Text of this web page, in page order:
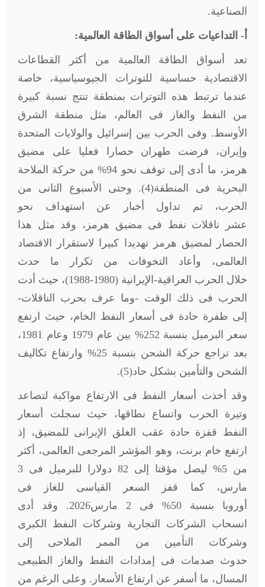
الصناعية.
أ- التداعيات على أسواق الطاقة العالمية:
تعد أسواق الطاقة العالمية من أكثر القطاعات
الاقتصادية حساسية للتوترات الجيوسياسية، خاصة
عندما ترتبط هذه التوترات بمنطقة تنتج نسبة كبيرة
من النفط والغاز فى العالم، مثل منطقة الشرق
الأوسط. وفى الحرب بين إسرائيل والولايات المتحدة
وإيران، فرضت طهران حصارا فعليا على مضيق
هرمز، ما أدى إلى توقف نحو 94% من حركة الملاحة
البحرية فى المنطقة(4). وحتى الأسبوع الثانى من
الحرب، تم تداول أخبار عن استهداف نحو
عشر ناقلات نفط فى مضيق هرمز، وقد مثل هذا
الحصار لمضيق هرمز تهديدا كبيرا لاستقرار الاقتصاد
العالمى، وأعاد التخوفات من تكرار ما حدث
خلال الحرب العراقية-الإيرانية (1980-1988)، حيث أدت
الحرب فى ذلك الوقت -وما عرف بحرب الناقلات-
إلى طفرة حادة فى أسعار النفط الخام، حيث ارتفع
سعر البرميل بنسبة 252% بين عام 1979 وعام 1981،
بعد تراجع حركة الشحن بنسبة 25% وارتفاع تكاليف
الشحن والتأمين بشكل حاد(5).
وقد أخذت أسعار النفط فى الارتفاع مواكبة لتصاعد
وتيرة الحرب واتساع نطاقها، حيث سجلت أسعار
النفط قفزة حادة عقب الغلق الإيرانى للمضيق، إذ
ارتفع خام برنت، وهو المؤشر المرجعى العالمى، أكثر
من 5% ليصل مؤقتا إلى 82 دولارا للبرميل فى 3
مارس، كما قفز السعر القياسى للغاز فى
أوروبا بنسبة 50% فى 2 مارس2026. وقد أدى
انسحاب الشركات التجارية وشركات النفط الكبرى
وشركات التأمين من الممر الملاحى إلى
حدوث صدمات فى إمدادات النفط والغاز الطبيعى
المسال، ما أسفر عن ارتفاع الأسعار. وعلى الرغم من